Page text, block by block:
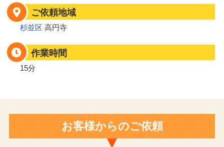
ご依頼地域
杉並区 高円寺
作業時間
15分
お客様からのご依頼